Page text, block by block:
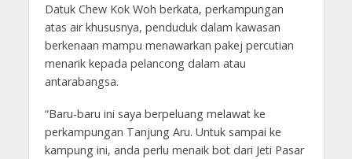
Datuk Chew Kok Woh berkata, perkampungan
atas air khususnya, penduduk dalam kawasan
berkenaan mampu menawarkan pakej percutian
menarik kepada pelancong dalam atau
antarabangsa.
“Baru-baru ini saya berpeluang melawat ke
perkampungan Tanjung Aru. Untuk sampai ke
kampung ini, anda perlu menaik bot dari Jeti Pasar